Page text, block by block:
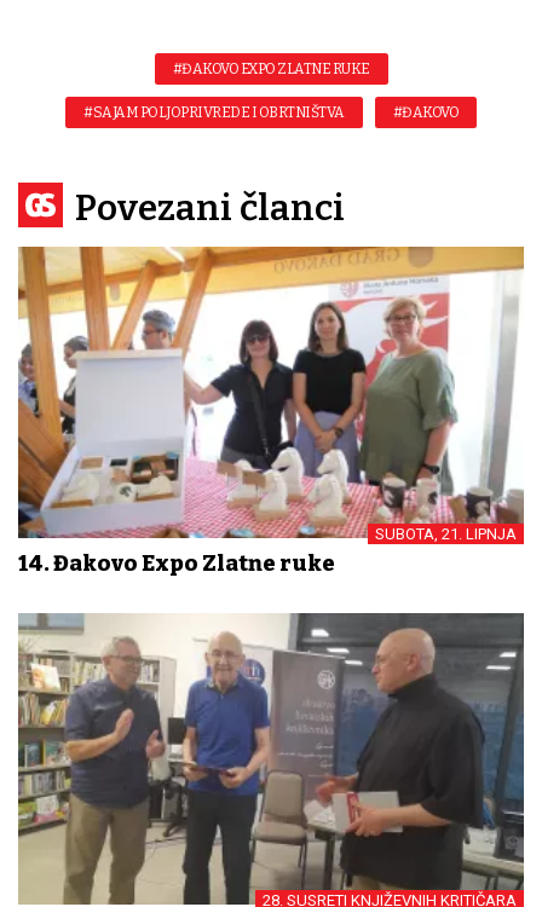
#ĐAKOVO EXPO ZLATNE RUKE
#SAJAM POLJOPRIVREDE I OBRTNIŠTVA #ĐAKOVO
Povezani članci
SUBOTA, 21. LIPNJA
14. Đakovo Expo Zlatne ruke
28. SUSRETI KNJIŽEVNIH KRITIČARA